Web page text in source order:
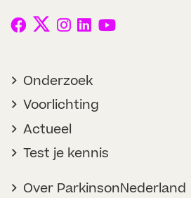
Onderzoek
Voorlichting
Actueel
Test je kennis
Over ParkinsonNederland